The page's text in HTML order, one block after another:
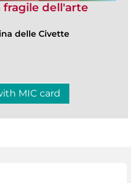
fragile dell'arte
delle Civette
MIC card